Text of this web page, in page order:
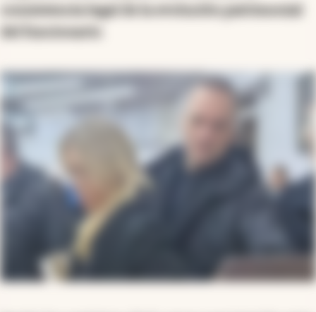
consistencia legal de la evolución patrimonial
del funcionario